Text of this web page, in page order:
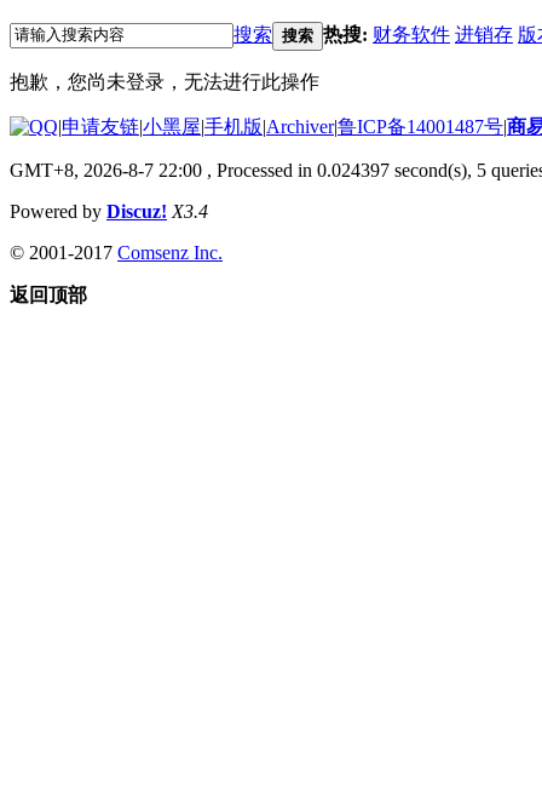
搜索 搜索 热搜: 财务软件 进销存 版
抱歉，您尚未登录，无法进行此操作
|申请友链|小黑屋|手机版|Archiver|鲁ICP备14001487号|商
GMT+8, 2026-8-7 22:00 , Processed in 0.024397 second(s), 5
Powered by Discuz! X3.4
© 2001-2017 Comsenz Inc.
返回顶部